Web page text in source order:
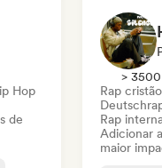
Hop
de
>
Rap cristão
Rap
Adicionar
maior